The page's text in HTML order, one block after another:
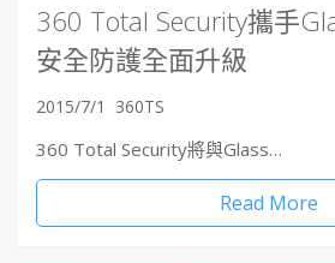
360 Total Security攜手
安全防護全面升級
2015/7/1 360TS
360 Total Security將與Glass…
Read More